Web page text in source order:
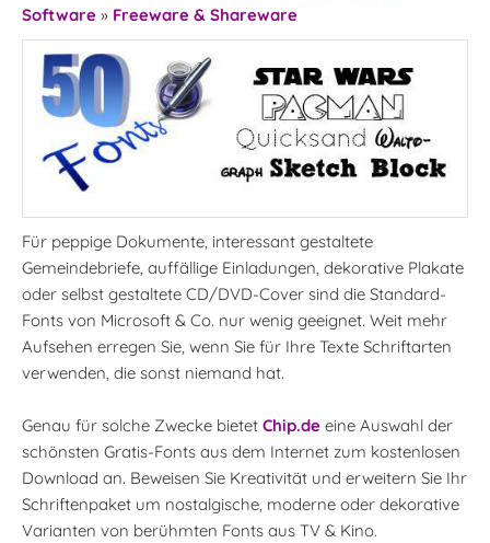
Software » Freeware & Shareware
Für peppige Dokumente, interessant gestaltete
Gemeindebriefe, auffällige Einladungen, dekorative Plakate
oder selbst gestaltete CD/DVD-Cover sind die Standard-
Fonts von Microsoft & Co. nur wenig geeignet. Weit mehr
Aufsehen erregen Sie, wenn Sie für Ihre Texte Schriftarten
verwenden, die sonst niemand hat.
Genau für solche Zwecke bietet Chip.de eine Auswahl der
schönsten Gratis-Fonts aus dem Internet zum kostenlosen
Download an. Beweisen Sie Kreativität und erweitern Sie Ihr
Schriftenpaket um nostalgische, moderne oder dekorative
Varianten von berühmten Fonts aus TV & Kino.